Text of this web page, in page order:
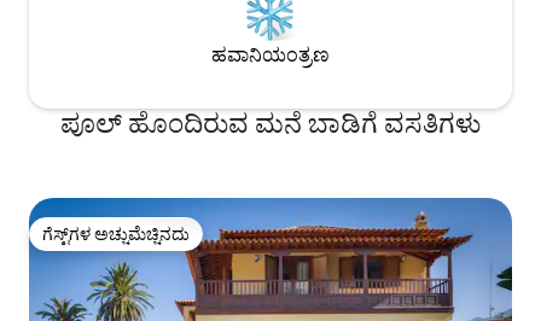
ಹವಾನಿಯಂತ್ರಣ
ಪೂಲ್ ಹೊಂದಿರುವ ಮನೆ ಬಾಡಿಗೆ ವಸತಿಗಳು
ಗೆಸ್ಟ್‌ಗಳ ಅಚ್ಚುಮೆಚ್ಚಿನದು
ಗೆಸ್ಟ್‌ಗಳ ಅಚ್ಚುಮೆಚ್ಚಿನದು